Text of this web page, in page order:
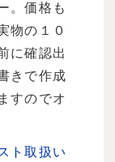
。価格も
物の１０
に確認出
きで作成
すのでオ
ト取扱い